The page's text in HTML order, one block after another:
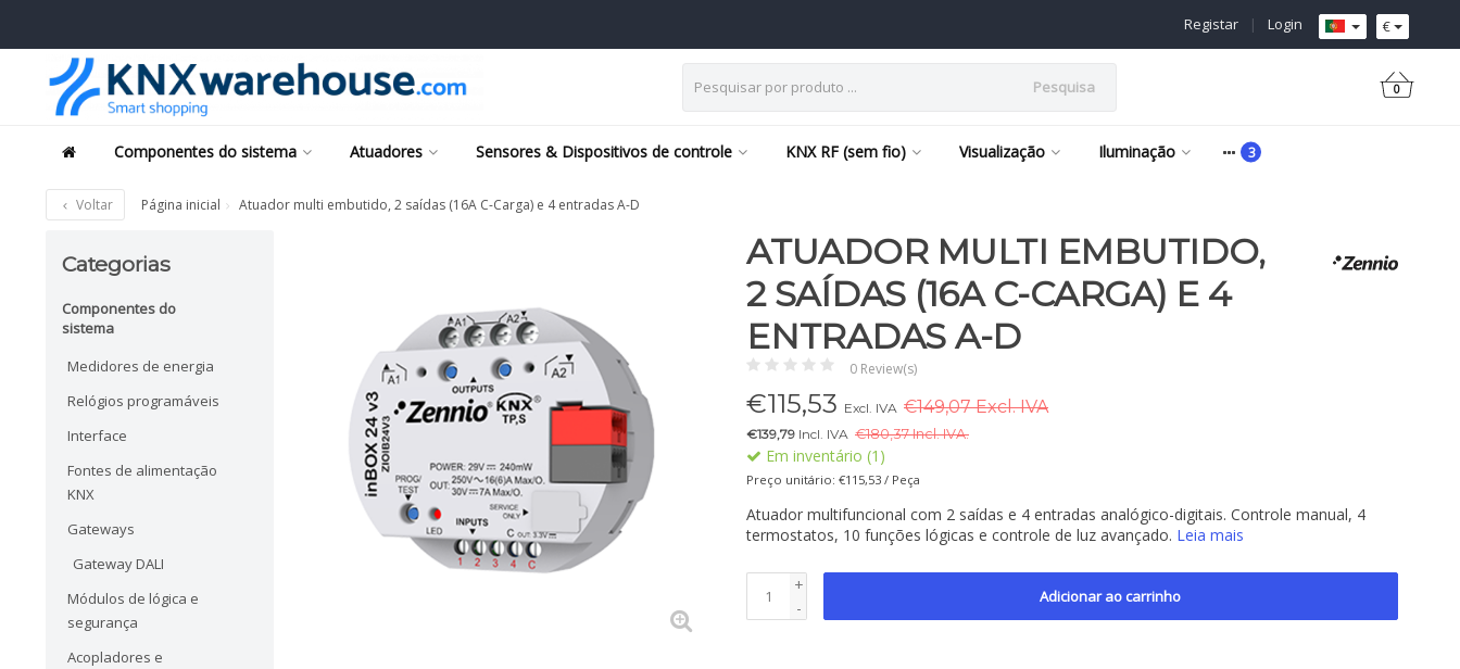
€
Login
|
Registar
Pesquisa 0
Componentes do sistema Atuadores Sensores & Dispositivos de controle KNX RF (sem fio) Visualização Iluminação
Voltar Página inicial Atuador multi embutido, 2 saídas (16A C-Carga) e 4 entradas A-D
Categorias
Componentes do
sistema
Medidores de energia
Relógios programáveis
Interface
Fontes de alimentação
KNX
Gateways
Gateway DALI
Módulos de lógica e
segurança
Acopladores e
ATUADOR MULTI EMBUTIDO,
2 SAÍDAS (16A C-CARGA) E 4
ENTRADAS A-D
0 Review(s)
€115,53 Excl. IVA €149,07 Excl. IVA
€139,79 Incl. IVA €180,37 Incl. IVA.
Em inventário (1)
Preço unitário: €115,53 / Peça
Atuador multifuncional com 2 saídas e 4 entradas analógico-digitais. Controle manual, 4
termostatos, 10 funções lógicas e controle de luz avançado. Leia mais
+
-
Adicionar ao carrinho